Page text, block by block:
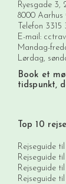
Ryesgade 3,
8000 Aarhus
Telefon 3315
E-mail:
Mandag-
Lørdag,
Book et
tidspunkt,
Top 10
Rejseguide
Rejseguide
Rejseguide
Rejseguide